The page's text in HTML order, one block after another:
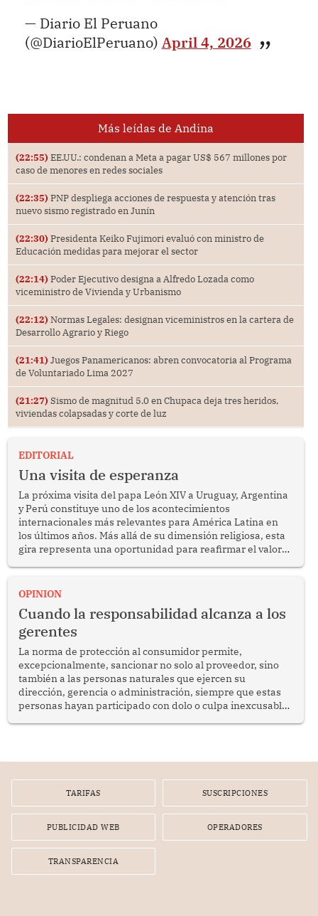
— Diario El Peruano
(@DiarioElPeruano) April 4, 2026
Más leídas de Andina
(22:55) EE.UU.: condenan a Meta a pagar US$ 567 millones por
caso de menores en redes sociales
(22:35) PNP despliega acciones de respuesta y atención tras
nuevo sismo registrado en Junín
(22:30) Presidenta Keiko Fujimori evaluó con ministro de
Educación medidas para mejorar el sector
(22:14) Poder Ejecutivo designa a Alfredo Lozada como
viceministro de Vivienda y Urbanismo
(22:12) Normas Legales: designan viceministros en la cartera de
Desarrollo Agrario y Riego
(21:41) Juegos Panamericanos: abren convocatoria al Programa
de Voluntariado Lima 2027
(21:27) Sismo de magnitud 5.0 en Chupaca deja tres heridos,
viviendas colapsadas y corte de luz
EDITORIAL
Una visita de esperanza
La próxima visita del papa León XIV a Uruguay, Argentina
y Perú constituye uno de los acontecimientos
internacionales más relevantes para América Latina en
los últimos años. Más allá de su dimensión religiosa, esta
gira representa una oportunidad para reafirmar el valor
enfrenta desafíos en materia de desarrollo, cohesión
OPINION
Cuando la responsabilidad alcanza a los
gerentes
La norma de protección al consumidor permite,
excepcionalmente, sancionar no solo al proveedor, sino
también a las personas naturales que ejercen su
dirección, gerencia o administración, siempre que estas
personas hayan participado con dolo o culpa inexcusable
por la frustrada realización de un meet and greet con
TARIFAS SUSCRIPCIONES
PUBLICIDAD WEB OPERADORES
TRANSPARENCIA